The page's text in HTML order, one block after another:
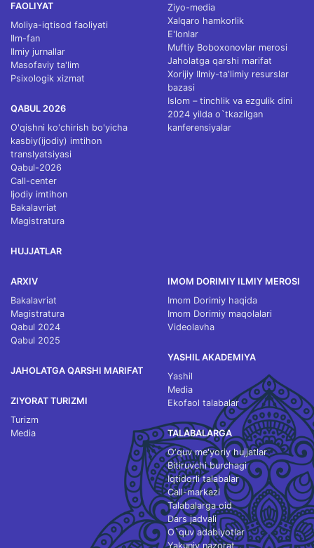
FAOLIYAT
Moliya-iqtisod faoliyati
Ilm-fan
Ilmiy jurnallar
Masofaviy ta'lim
Psixologik xizmat
QABUL 2026
O'qishni ko'chirish bo'yicha
kasbiy(ijodiy) imtihon
translyatsiyasi
Qabul-2026
Call-center
Ijodiy imtihon
Bakalavriat
Magistratura
HUJJATLAR
Ziyo-media
Xalqaro hamkorlik
E'lonlar
Muftiy Boboxonovlar merosi
Jaholatga qarshi marifat
Xorijiy Ilmiy-ta'limiy resurslar
bazasi
Islom – tinchlik va ezgulik dini
2024 yilda o`tkazilgan
kanferensiyalar
ARXIV
Bakalavriat
Magistratura
Qabul 2024
Qabul 2025
JAHOLATGA QARSHI MARIFAT
ZIYORAT TURIZMI
Turizm
Media
IMOM DORIMIY ILMIY MEROSI
Imom Dorimiy haqida
Imom Dorimiy maqolalari
Videolavha
YASHIL AKADEMIYA
Yashil
Media
Ekofaol talabalar
TALABALARGA
O‘quv me'yoriy hujjatlar
Bitiruvchi burchagi
Iqtidorli talabalar
Call-markazi
Talabalarga oid
Dars jadvali
O`quv adabiyotlar
Yakuniy nazorat